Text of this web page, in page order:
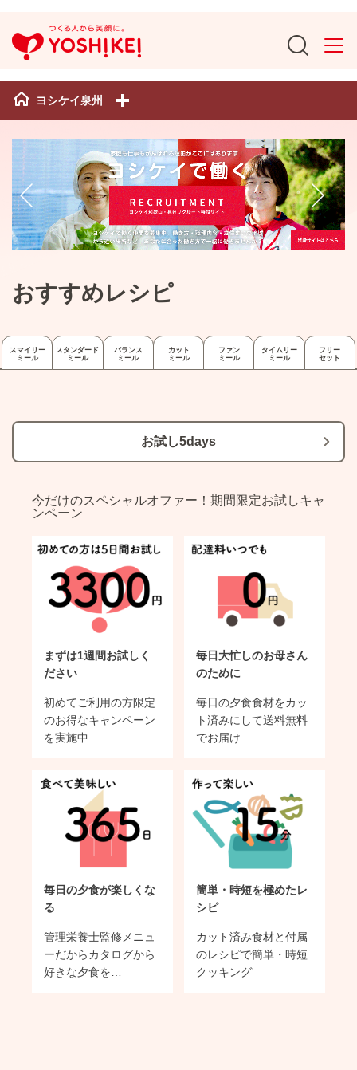
ヨシケイ泉州
おすすめレシピ
スマイリー
ミール
スタンダード
ミール
バランス
ミール
カット
ミール
ファン
ミール
タイムリー
ミール
フリー
セット
お試し5days
今だけのスペシャルオファー！期間限定お試しキャ
ンペーン
まずは1週間お試しく
ださい
初めてご利用の方限定
のお得なキャンペーン
を実施中
毎日大忙しのお母さん
のために
毎日の夕食食材をカッ
ト済みにして送料無料
でお届け
毎日の夕食が楽しくな
る
管理栄養士監修メニュ
ーだからカタログから
好きな夕食を…
簡単・時短を極めたレ
シピ
カット済み食材と付属
のレシピで簡単・時短
クッキング'